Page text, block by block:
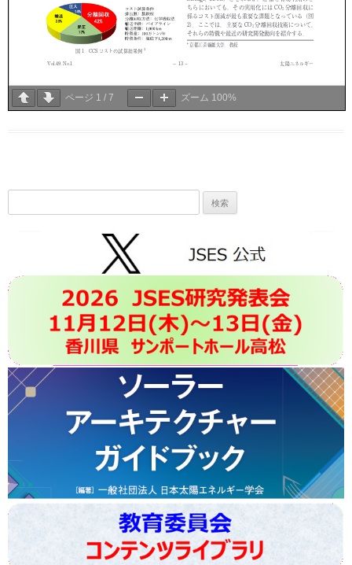
ページ 1 / 7 ズーム 100%
索: